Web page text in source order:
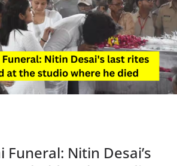
Funeral: Nitin Desai’s